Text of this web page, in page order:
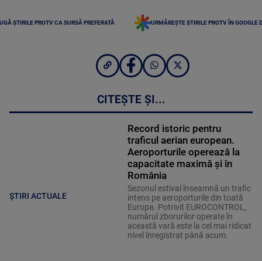
ȘTIRILE PROTV CA SURSĂ PREFERATĂ URMĂREȘTE ȘTIRILE PROTV ÎN GOOGLE
CITEȘTE ȘI...
ȘTIRI ACTUALE
Record istoric pentru
traficul aerian european.
Aeroporturile operează la
capacitate maximă și în
România
Sezonul estival înseamnă un trafic
intens pe aeroporturile din toată
Europa. Potrivit EUROCONTROL,
numărul zborurilor operate în
această vară este la cel mai ridicat
nivel înregistrat până acum.